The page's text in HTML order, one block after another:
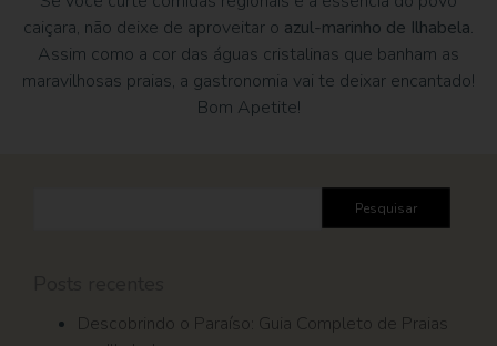
caiçara, não deixe de aproveitar o azul-marinho de Ilhabela.
Assim como a cor das águas cristalinas que banham as
maravilhosas praias, a gastronomia vai te deixar encantado!
Bom Apetite!
Pesquisar
por:
Descobrindo o Paraíso: Guia Completo de Praias